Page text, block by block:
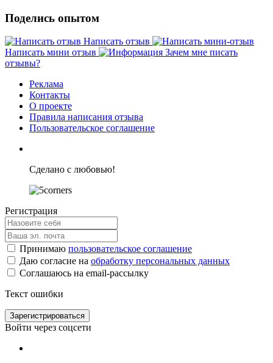
Поделись опытом
Написать отзыв
Написать мини отзыв
Зачем мне писать
отзывы?
Реклама
Контакты
О проекте
Правила написания отзыва
Пользовательское соглашение
Сделано с любовью!
Регистрация
Принимаю пользовательское соглашение
Даю согласие на обработку персональных данных
Соглашаюсь на email-рассылку
Текст ошибки
Зарегистрироваться
Войти через соцсети